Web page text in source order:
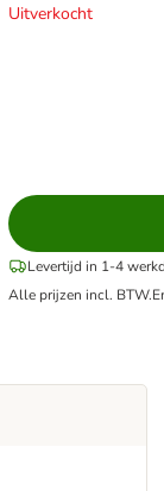
Uitverkocht
Levertijd in 1-4
Alle prijzen incl. BTW.